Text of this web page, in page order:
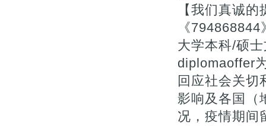
【我们真诚
《
大学本科/硕
diplomaoffer
回应社会关切
影响及各国（
况，疫情期间